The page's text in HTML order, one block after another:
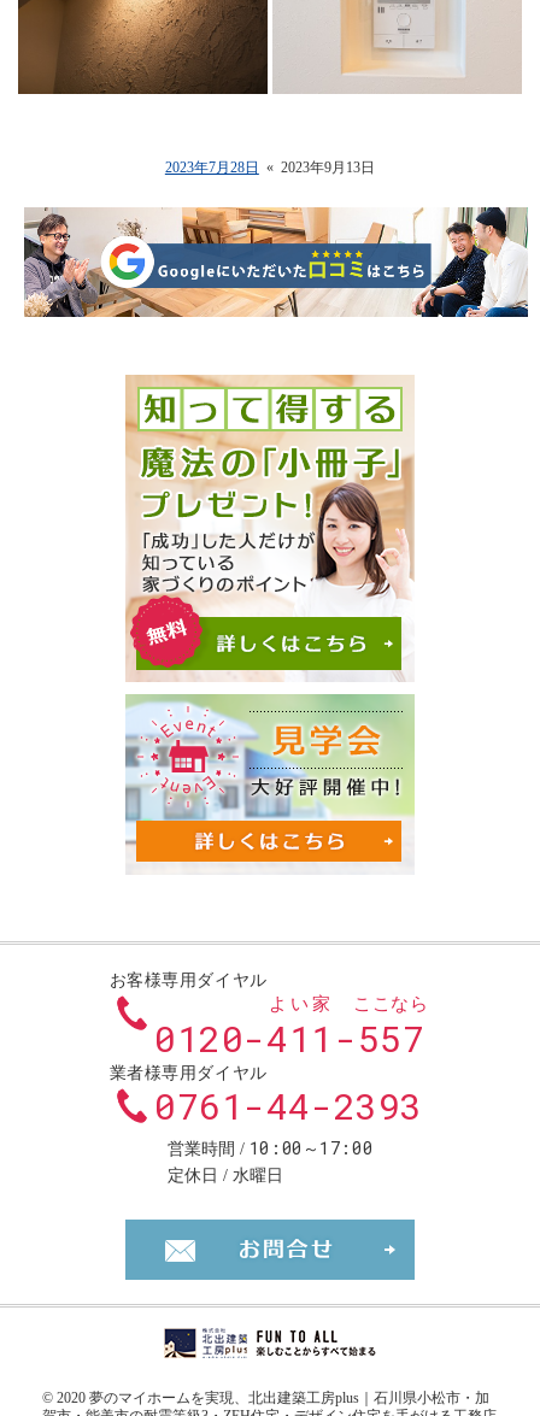
2023年7月28日 « 2023年9月13日
お客様専用ダイヤル
0120-411
よい家
-557
ここなら
業者様専用ダイヤル
0761-44-2393
営業時間 10:00～17:00
定休日 水曜日
© 2020 夢のマイホームを実現、 北出建築工房plus｜石川県小松市・加